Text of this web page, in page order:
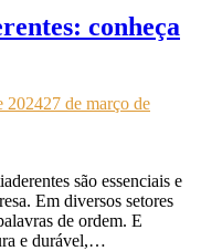
conheça
202427 de março de
são essenciais e
Em diversos setores
de ordem. E
e durável,…